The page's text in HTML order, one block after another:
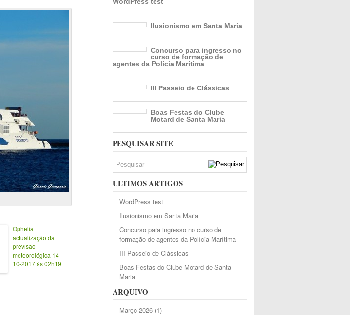
Ophelia
actualização da
previsão
meteorológica 14-
10-2017 às 02h19
Ilusionismo em Santa Maria
Concurso para ingresso no
curso de formação de
agentes da Polícia Marítima
III Passeio de Clássicas
Boas Festas do Clube
Motard de Santa Maria
PESQUISAR SITE
ULTIMOS ARTIGOS
WordPress test
Ilusionismo em Santa Maria
Concurso para ingresso no curso de
formação de agentes da Polícia Marítima
III Passeio de Clássicas
Boas Festas do Clube Motard de Santa
Maria
ARQUIVO
Março 2026(1)